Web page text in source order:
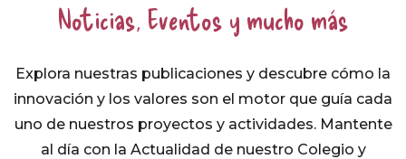
Noticias, Eventos y mucho más
Explora nuestras publicaciones y descubre cómo la
innovación y los valores son el motor que guía cada
uno de nuestros proyectos y actividades. Mantente
al día con la Actualidad de nuestro Colegio y